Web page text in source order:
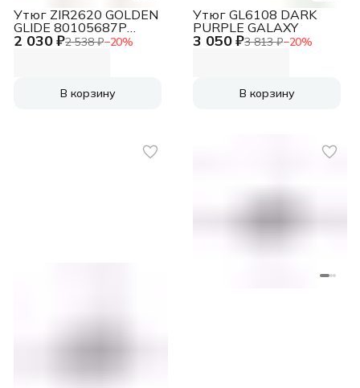
2 030 ₽2 538 ₽−20%
Утюг ZIR2620 GOLDEN
GLIDE 80105687P
ZELMER
В корзину
3 050 ₽3 813 ₽−20%
Утюг GL6108 DARK
PURPLE GALAXY
В корзину